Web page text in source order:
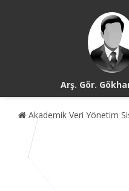
Arş. Gör.
Akademik Veri Yönetim